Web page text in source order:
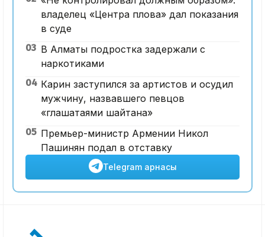
владелец «Центра плова» дал показания
в суде
03 В Алматы подростка задержали с
наркотиками
04 Карин заступился за артистов и осудил
мужчину, назвавшего певцов
«глашатаями шайтана»
05 Премьер-министр Армении Никол
Пашинян подал в отставку
Telegram арнасы